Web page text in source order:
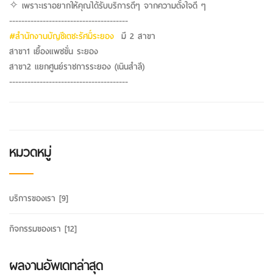
✧ เพราะเราอยากให้คุณได้รับบริการดีๆ จากความตั้งใจดี ๆ
---------------------------------------
#สำนักงานบัญชีเตชะรัศมิ์ระยอง มี 2 สาขา
สาขา1 เยื้องแพชขั่น ระยอง
สาขา2 แยกศูนย์ราชการระยอง (เนินสำลี)
---------------------------------------
หมวดหมู่
บริการของเรา [9]
กิจกรรมของเรา [12]
ผลงานอัพเดทล่าสุด